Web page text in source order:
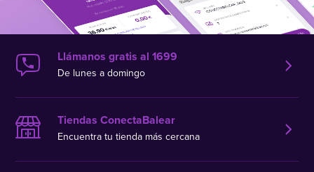
Llámanos gratis al 1699
De lunes a domingo
Tiendas ConectaBalear
Encuentra tu tienda más cercana